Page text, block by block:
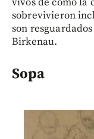
sobrevivieron
son
Birkenau.
Sopa